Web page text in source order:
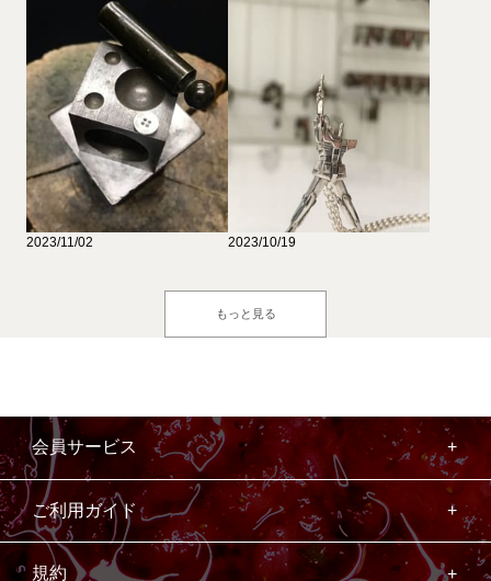
2023/11/02 2023/10/19
もっと見る
会員サービス
ご利用ガイド
規約